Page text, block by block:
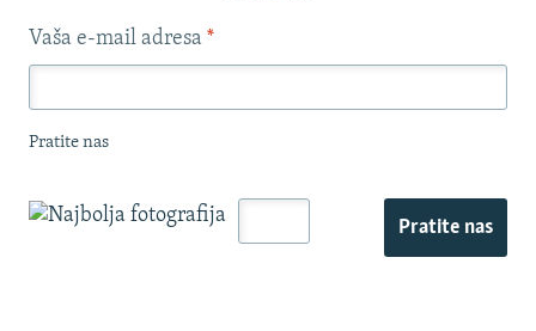
Vaša e-mail adresa *
Pratite nas
Pratite nas